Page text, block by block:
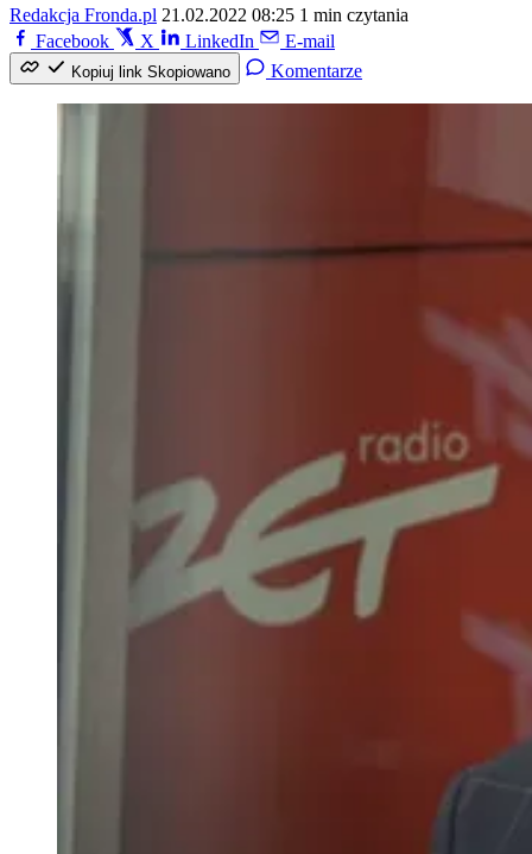
Redakcja Fronda.pl 21.02.2022 08:25 1 min czytania
Facebook
X LinkedIn E-mail
Kopiuj link Skopiowano Komentarze